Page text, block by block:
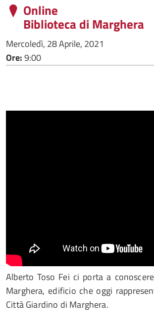
Online
Biblioteca di Marghera
Mercoledì, 28 Aprile, 2021
Ore:9:00
Alberto Toso Fei ci porta a
Marghera, edificio che oggi
Città Giardino di Marghera.